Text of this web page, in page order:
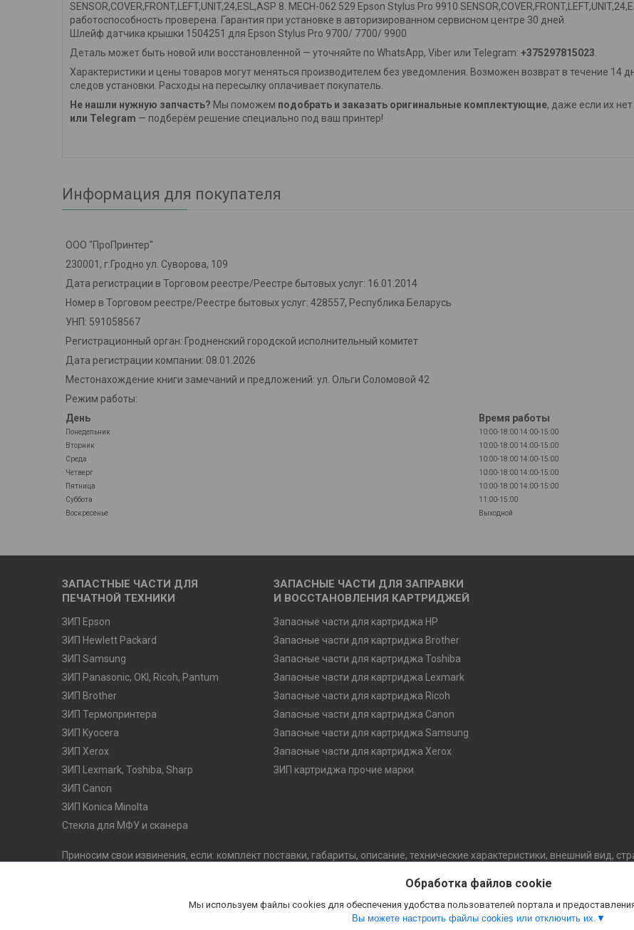
SENSOR,COVER,FRONT,LEFT,UNIT,24,ESL,ASP 8. MECH-062 529 Epson Stylus Pro 9910
работоспособность проверена. Гарантия при установке в авторизированном сервисном центре 30 дней.
Шлейф датчика крышки 1504251 для Epson Stylus Pro 9700/ 7700/ 9900
Деталь может быть новой или восстановленной — уточняйте по WhatsApp, Viber или Telegram: +375297815023.
Характеристики и цены товаров могут меняться производителем без уведомления. Возможен возврат в течение 14
следов установки. Расходы на пересылку оплачивает покупатель.
Не нашли нужную запчасть? Мы поможем подобрать и заказать оригинальные комплектующие, даже если их
или Telegram — подберём решение специально под ваш принтер!
Информация для покупателя
ООО "ПроПринтер"
230001, г.Гродно ул. Суворова, 109
Дата регистрации в Торговом реестре/Реестре бытовых услуг: 16.01.2014
Номер в Торговом реестре/Реестре бытовых услуг: 428557, Республика Беларусь
УНП: 591058567
Регистрационный орган: Гродненский городской исполнительный комитет
Дата регистрации компании: 08.01.2026
Местонахождение книги замечаний и предложений: ул. Ольги Соломовой 42
Режим работы:
День
Время работы
Понедельник 10:00-18:00 14:00-15:00
Вторник
10:00-18:00 14:00-15:00
Среда
10:00-18:00 14:00-15:00
Четверг
10:00-18:00 14:00-15:00
Пятница
10:00-18:00 14:00-15:00
Суббота
11:00-15:00
Воскресенье
Выходной
ЗАПАСТНЫЕ ЧАСТИ ДЛЯ
ПЕЧАТНОЙ ТЕХНИКИ
ЗИП Epson
ЗИП Hewlett Packard
ЗИП Samsung
ЗИП Panasonic, OKI, Ricoh, Pantum
ЗИП Brother
ЗИП Термопринтера
ЗИП Kyocera
ЗИП Xerox
ЗИП Lexmark, Toshiba, Sharp
ЗИП Canon
ЗИП Konica Minolta
Стекла для МФУ и сканера
ЗАПАСНЫЕ ЧАСТИ ДЛЯ ЗАПРАВКИ
И ВОССТАНОВЛЕНИЯ КАРТРИДЖЕЙ
Запасные части для картриджа HP
Запасные части для картриджа Brother
Запасные части для картриджа Toshiba
Запасные части для картриджа Lexmark
Запасные части для картриджа Ricoh
Запасные части для картриджа Canon
Запасные части для картриджа Samsung
Запасные части для картриджа Xerox
ЗИП картриджа прочие марки
Приносим свои извинения, если: комплект поставки, габариты, описание, технические характеристики, внешний вид,
его потребительских качеств, без предварительного уведомления потребителя. В случае любых сомнений перед
Обработка файлов cookie
Мы используем файлы cookies для обеспечения удобства пользователей портала и
Вы можете настроить файлы cookies или отключить их.